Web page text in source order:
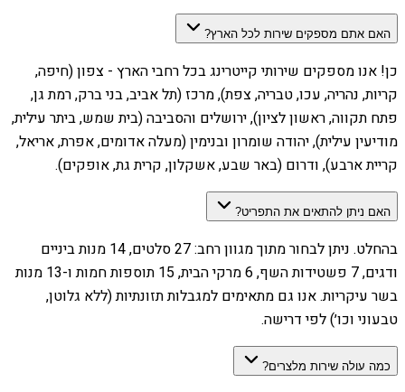
האם אתם מספקים שירות לכל הארץ?
כן! אנו מספקים שירותי קייטרינג בכל רחבי הארץ - צפון (חיפה,
קריות, נהריה, עכו, טבריה, צפת), מרכז (תל אביב, בני ברק, רמת גן,
פתח תקווה, ראשון לציון), ירושלים והסביבה (בית שמש, ביתר עילית,
מודיעין עילית), יהודה שומרון ובנימין (מעלה אדומים, אפרת, אריאל,
קריית ארבע), ודרום (באר שבע, אשקלון, קרית גת, אופקים).
האם ניתן להתאים את התפריט?
בהחלט. ניתן לבחור מתוך מגוון רחב: 27 סלטים, 14 מנות ביניים
ודגים, 7 פשטידות השף, 6 מרקי הבית, 15 תוספות חמות ו-13 מנות
בשר עיקריות. אנו גם מתאימים למגבלות תזונתיות (ללא גלוטן,
טבעוני וכו׳) לפי דרישה.
כמה עולה שירות מלצרים?